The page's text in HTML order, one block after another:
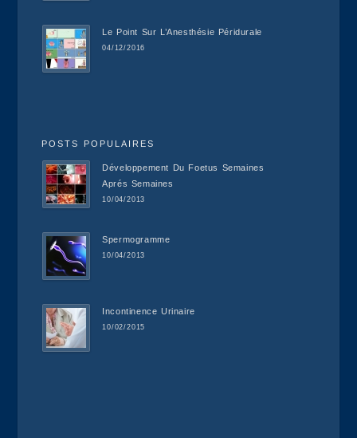
Le Point Sur L’Anesthésie Péridurale
04/12/2016
POSTS POPULAIRES
Développement Du Foetus Semaines
Aprés Semaines
10/04/2013
Spermogramme
10/04/2013
Incontinence Urinaire
10/02/2015